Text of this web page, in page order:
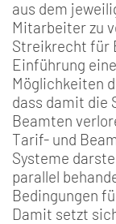
aus dem
Mitarbeiter zu
Streikrecht für
Einführung
Möglichkeiten
dass damit die
Beamten
Tarif- und
Systeme
parallel
Bedingungen
Damit setzt